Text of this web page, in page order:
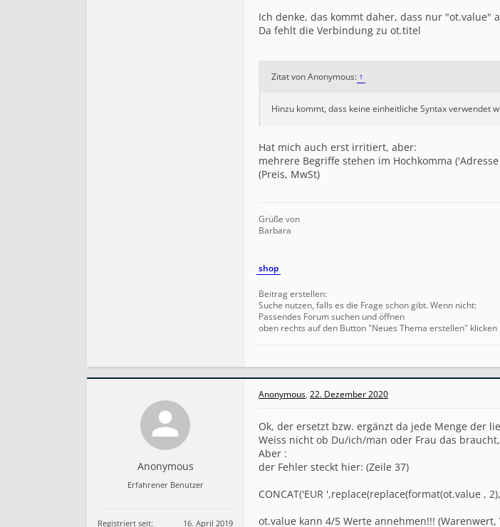
Ich denke, das kommt daher, dass nur "ot.value"
Da fehlt die Verbindung zu ot.titel
Zitat von Anonymous: ↑
Hinzu kommt, dass keine einheitliche Syntax verwendet
Hat mich auch erst irritiert, aber:
mehrere Begriffe stehen im Hochkomma
(Preis, MwSt)
Grüße von
Barbara
shop
Beitrag erstellen:
Suche nutzen, falls es die Frage schon gibt. Wenn nicht:
Passendes Forum suchen und öffnen
oben rechts auf den Button "Neues Thema erstellen" klicken
Anonymous
Erfahrener Benutzer
Registriert seit: 16. April 2019
Anonymous, 22. Dezember 2020
Ok, der ersetzt bzw. ergänzt da jede Menge der
Weiss nicht ob Du/ich/man oder Frau das
Aber :
der Fehler steckt hier: (Zeile 37)
CONCAT('EUR ',replace(replace(format(ot.value ,
ot.value kann 4/5 Werte annehmen!!!